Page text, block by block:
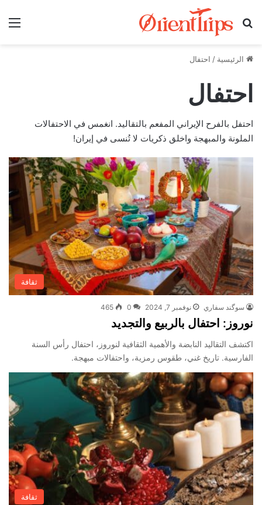
بحث عن
الرئيسية / احتفال
احتفال
احتفل بالفرح الإيراني المفعم بالتقاليد. انغمس في الاحتفالات
الملونة والمبهجة واخلق ذكريات لا تُنسى في إيران!
ثقافة
سوگند سفاري نوفمبر 7, 2024 0
465
نوروز: احتفال بالربيع والتجديد
اكتشف التقاليد النابضة والأهمية الثقافية لنوروز، احتفال رأس السنة
الفارسية. تاريخ غني، طقوس رمزية، واحتفالات مبهجة.
ثقافة